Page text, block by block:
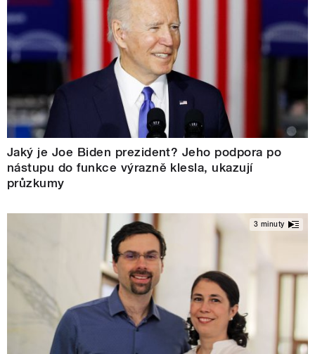
Jaký je Joe Biden prezident? Jeho podpora po
nástupu do funkce výrazně klesla, ukazují
průzkumy
3 minuty